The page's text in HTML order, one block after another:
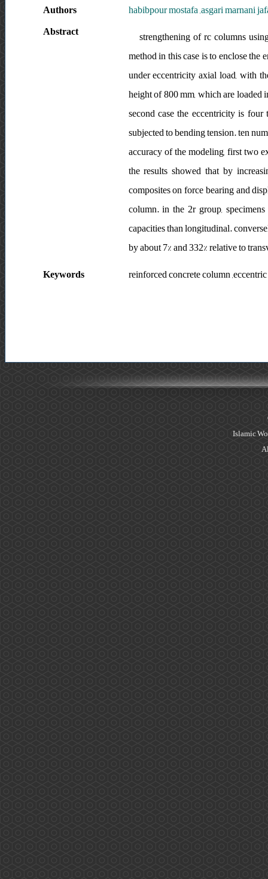
Authors
habibpour mostafa ,asgari marnani
Abstract
strengthening of rc columns
method in this case is to enclose
under eccentricity axial load, with
height of 800 mm, which are loaded
second case the eccentricity is
subjected to bending tension. ten
accuracy of the modeling, first two
the results showed that by
composites on force bearing and
column. in the 2r group,
capacities than longitudinal.
by about 7% and 332% relative to
Keywords
reinforced concrete column
Islamic